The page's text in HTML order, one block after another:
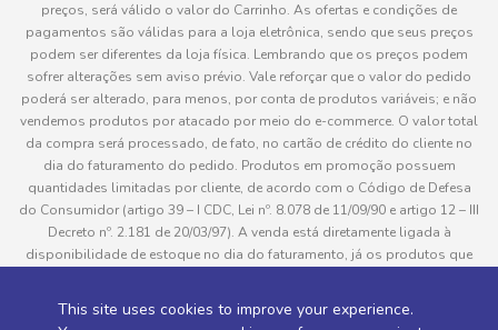
This site uses cookies to improve your experience.
preços, será válido o valor do Carrinho. As ofertas e condições de
pagamentos são válidas para a loja eletrônica, sendo que seus preços
podem ser diferentes da loja física. Lembrando que os preços podem
sofrer alterações sem aviso prévio. Vale reforçar que o valor do pedido
poderá ser alterado, para menos, por conta de produtos variáveis; e não
vendemos produtos por atacado por meio do e-commerce. O valor total
da compra será processado, de fato, no cartão de crédito do cliente no
dia do faturamento do pedido. Produtos em promoção possuem
quantidades limitadas por cliente, de acordo com o Código de Defesa
do Consumidor (artigo 39 – I CDC, Lei nº. 8.078 de 11/09/90 e artigo 12 – III
Decreto nº. 2.181 de 20/03/97). A venda está diretamente ligada à
disponibilidade de estoque no dia do faturamento, já os produtos que
pedido do cliente, este não será entregue e o valor do item não será